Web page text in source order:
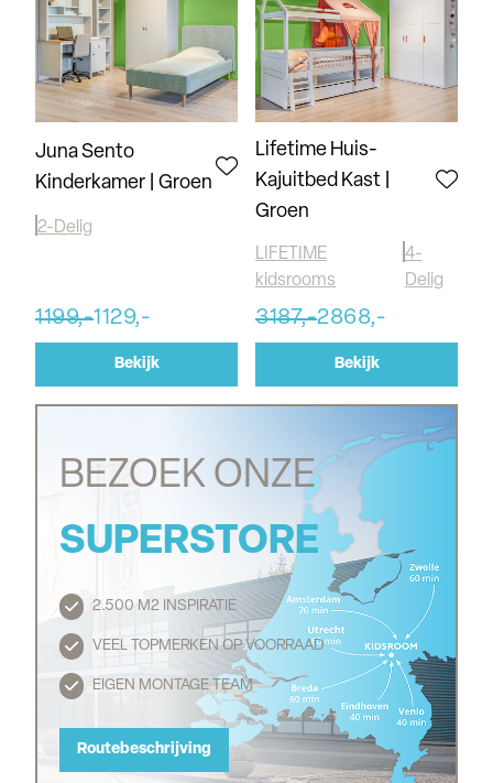
Juna Sento
Kinderkamer | Groen
2-Delig
1199,-1129,-
Bekijk
Lifetime Huis-
Kajuitbed Kast |
Groen
LIFETIME
kidsrooms
4-
Delig
3187,-2868,-
Bekijk
BEZOEK ONZE
SUPERSTORE
2.500 M2 INSPIRATIE
VEEL TOPMERKEN OP VOORRAAD
EIGEN MONTAGE TEAM
Routebeschrijving
Routebeschrijving